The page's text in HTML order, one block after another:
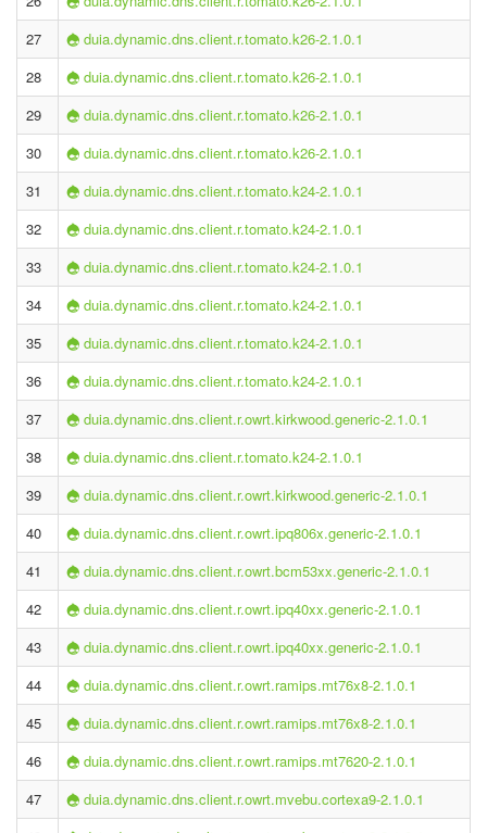
27
duia.dynamic.dns.client.r.tomato.k26-2.1.0.1
28
duia.dynamic.dns.client.r.tomato.k26-2.1.0.1
29
duia.dynamic.dns.client.r.tomato.k26-2.1.0.1
30
duia.dynamic.dns.client.r.tomato.k26-2.1.0.1
31
duia.dynamic.dns.client.r.tomato.k24-2.1.0.1
32
duia.dynamic.dns.client.r.tomato.k24-2.1.0.1
33
duia.dynamic.dns.client.r.tomato.k24-2.1.0.1
34
duia.dynamic.dns.client.r.tomato.k24-2.1.0.1
35
duia.dynamic.dns.client.r.tomato.k24-2.1.0.1
36
duia.dynamic.dns.client.r.tomato.k24-2.1.0.1
37
duia.dynamic.dns.client.r.owrt.kirkwood.generic-2.1.0.1
38
duia.dynamic.dns.client.r.tomato.k24-2.1.0.1
39
duia.dynamic.dns.client.r.owrt.kirkwood.generic-2.1.0.1
40
duia.dynamic.dns.client.r.owrt.ipq806x.generic-2.1.0.1
41
duia.dynamic.dns.client.r.owrt.bcm53xx.generic-2.1.0.1
42
duia.dynamic.dns.client.r.owrt.ipq40xx.generic-2.1.0.1
43
duia.dynamic.dns.client.r.owrt.ipq40xx.generic-2.1.0.1
44
duia.dynamic.dns.client.r.owrt.ramips.mt76x8-2.1.0.1
45
duia.dynamic.dns.client.r.owrt.ramips.mt76x8-2.1.0.1
46
duia.dynamic.dns.client.r.owrt.ramips.mt7620-2.1.0.1
47
duia.dynamic.dns.client.r.owrt.mvebu.cortexa9-2.1.0.1